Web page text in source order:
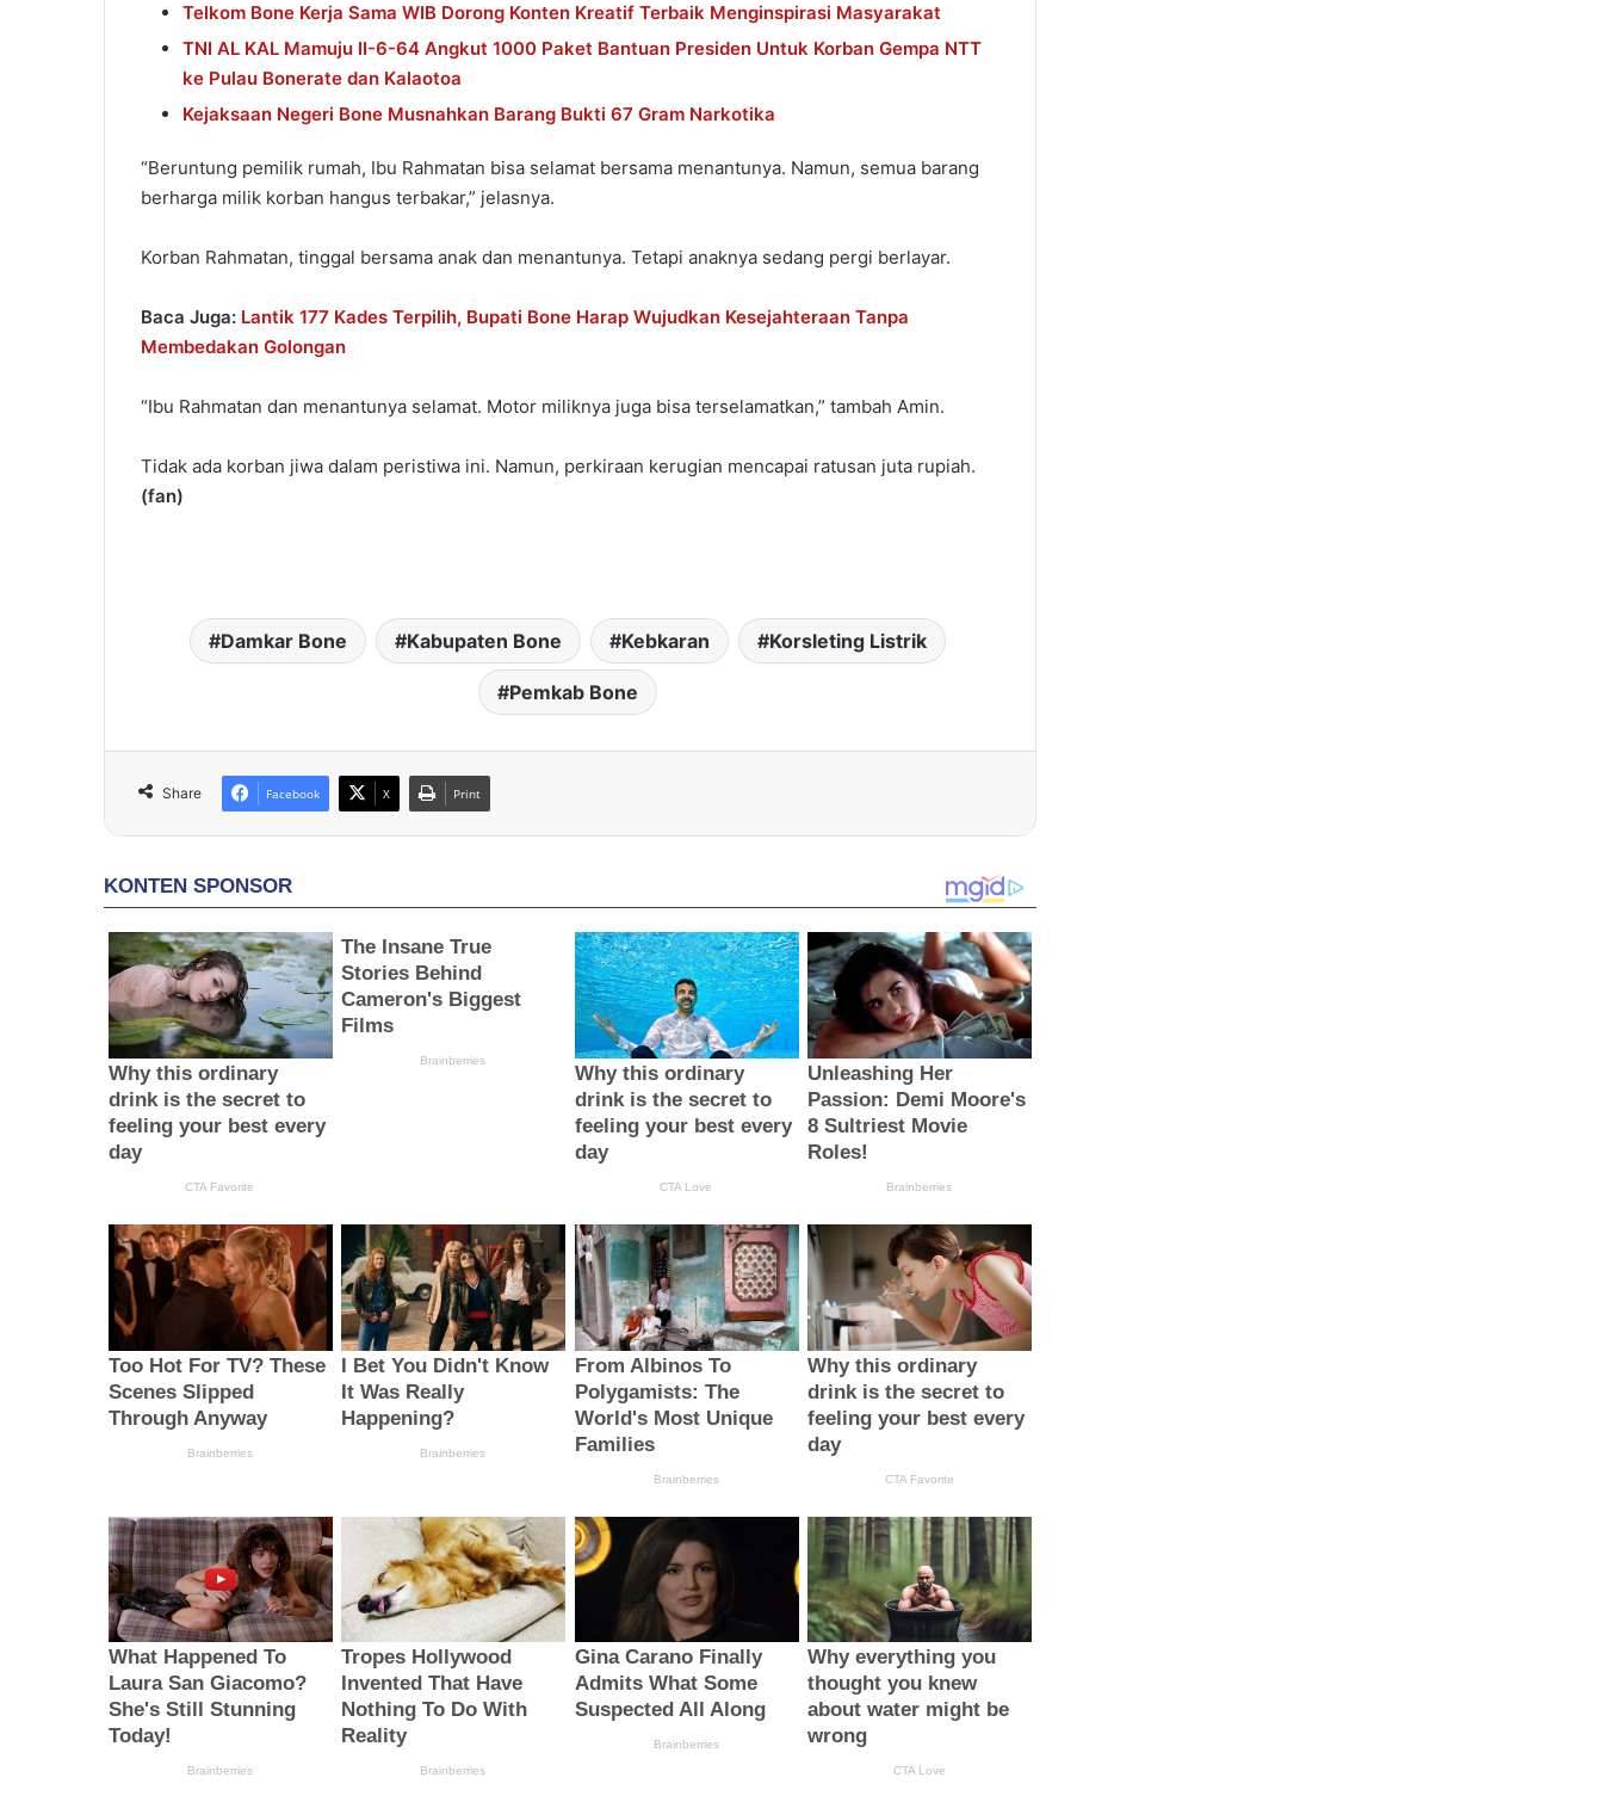
Telkom Bone Kerja Sama WIB Dorong Konten Kreatif Terbaik Menginspirasi Masyarakat
TNI AL KAL Mamuju II-6-64 Angkut 1000 Paket Bantuan Presiden Untuk Korban Gempa NTT
ke Pulau Bonerate dan Kalaotoa
Kejaksaan Negeri Bone Musnahkan Barang Bukti 67 Gram Narkotika
“Beruntung pemilik rumah, Ibu Rahmatan bisa selamat bersama menantunya. Namun, semua barang
berharga milik korban hangus terbakar,” jelasnya.
Korban Rahmatan, tinggal bersama anak dan menantunya. Tetapi anaknya sedang pergi berlayar.
Baca Juga: Lantik 177 Kades Terpilih, Bupati Bone Harap Wujudkan Kesejahteraan Tanpa
Membedakan Golongan
“Ibu Rahmatan dan menantunya selamat. Motor miliknya juga bisa terselamatkan,” tambah Amin.
Tidak ada korban jiwa dalam peristiwa ini. Namun, perkiraan kerugian mencapai ratusan juta rupiah.
(fan)
Damkar Bone Kabupaten Bone Kebkaran Korsleting Listrik
Pemkab Bone
Share Facebook X Print